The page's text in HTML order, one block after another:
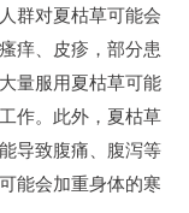
群对夏枯草可能会
痒、皮疹，部分患
量服用夏枯草可能
作。此外，夏枯草
导致腹痛、腹泻等
能会加重身体的寒